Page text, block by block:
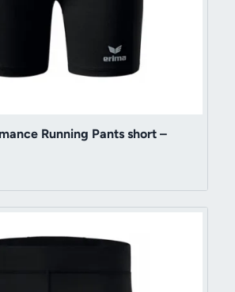
Running Pants short –